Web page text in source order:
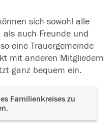
sich sowohl alle
auch Freunde und
eine Trauergemeinde
mit anderen Mitgliedern
ganz bequem ein.
Familienkreises zu